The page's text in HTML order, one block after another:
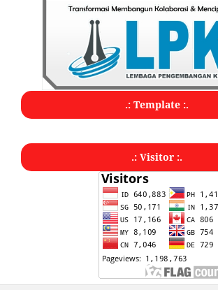
.: Template :.
.: Visitor :.